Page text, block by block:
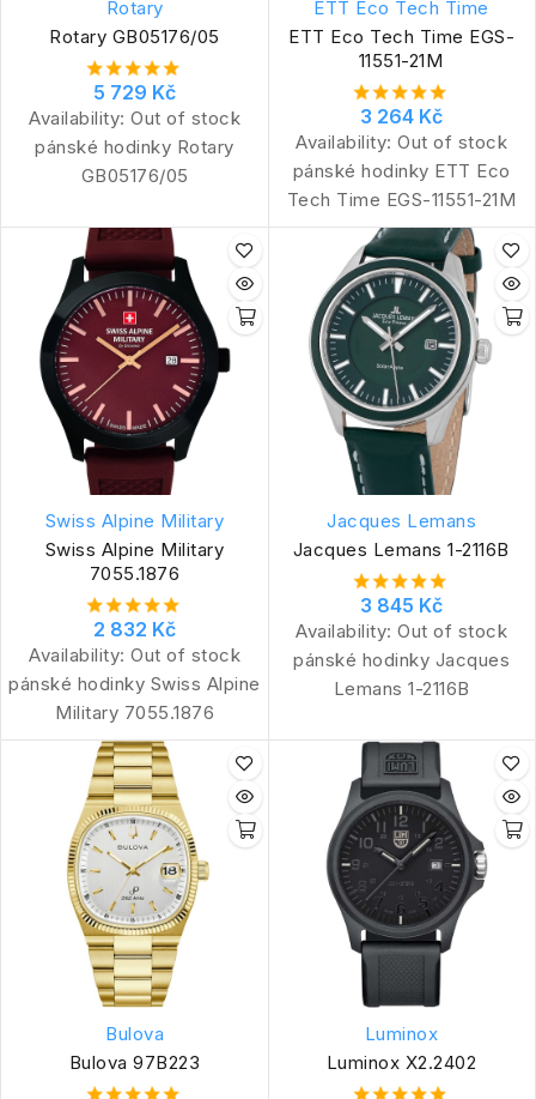
Rotary
Rotary GB05176/05
5 729 Kč
Availability: Out of stock
pánské hodinky Rotary
GB05176/05
ETT Eco Tech Time
ETT Eco Tech Time EGS-
11551-21M
3 264 Kč
Availability: Out of stock
pánské hodinky ETT Eco
Tech Time EGS-11551-21M
Swiss Alpine Military
Swiss Alpine Military
7055.1876
2 832 Kč
Availability: Out of stock
pánské hodinky Swiss Alpine
Military 7055.1876
Jacques Lemans
Jacques Lemans 1-2116B
3 845 Kč
Availability: Out of stock
pánské hodinky Jacques
Lemans 1-2116B
Bulova
Bulova 97B223
Luminox
Luminox X2.2402